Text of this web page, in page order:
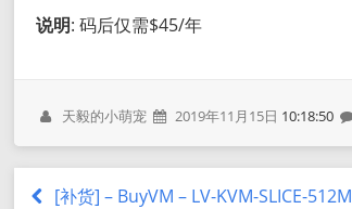
说明: 码后仅需$45/年
天毅的小萌宠 2019年11月15日 10:18:50
[补货] – BuyVM – LV-KVM-SLICE-512M